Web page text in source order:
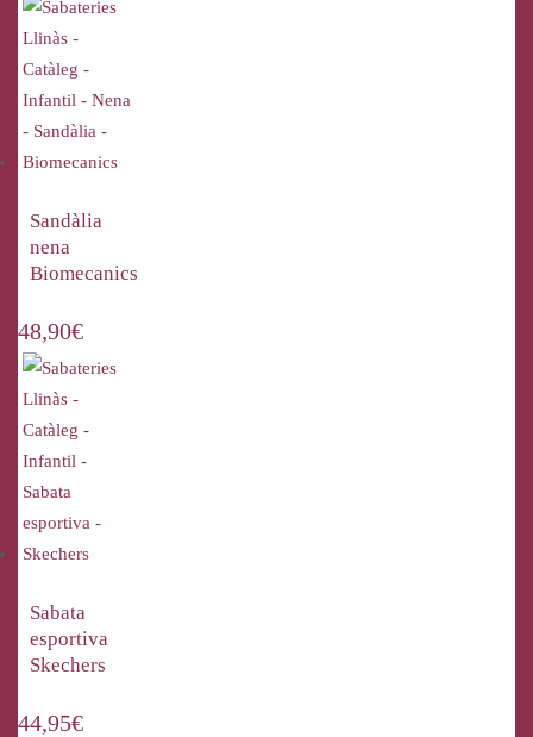
Sandàlia
nena
Biomecanics
48,90€
Sabata
esportiva
Skechers
44,95€